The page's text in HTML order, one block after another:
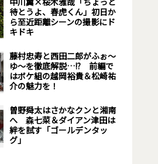
待とうよ、春虎くん」初日か
ら至近距離シーンの撮影にド
キドキ
藤村忠寿と西田二郎がふぉ～
ゆ～を徹底解説…!? 前編で
はボケ組の越岡裕貴＆松崎祐
介の魅力を！
曽野舜太はさかなクンと湘南
へ 森七菜＆ダイアン津田は
絆を試す「ゴールデンタッ
グ」